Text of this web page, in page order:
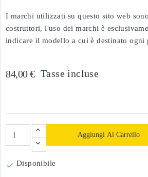
I marchi utilizzati su questo sito web
costruttori, l'uso dei marchi è
indicare il modello a cui è destinato ogni
84,00 € Tasse incluse
Aggiungi Al Carrello
 Disponibile